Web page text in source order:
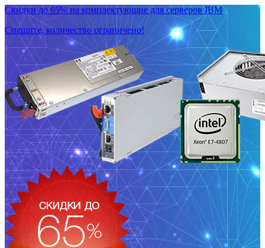
Скидки до 65% на комплектующие для серверов IBM
Спешите, количество ограничено!